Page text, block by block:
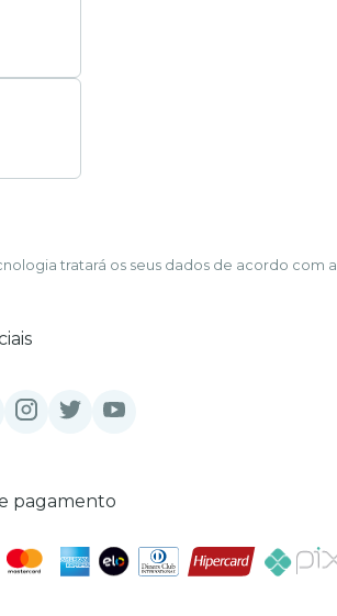
tratará os seus dados de acordo com a
pagamento